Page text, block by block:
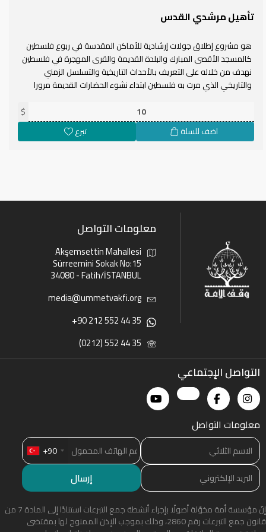
تأهيل مرشدي القدس
هو مشروع إطلاق جولات إرشادية للأماكن المقدسة في ربوع فلسطين
كالمسجد الأقصى المبارك والبلدة القديمة والقرى المهجرة في فلسطين
نهدف من خلاله على التعريف بالأحداث التاريخية والتسلسل الزمني
والتاريخي الذي مرت به فلسطين ابتداء نشوء الحضارات القديمة مرورا
إنتاج دليل سياحي لمسارات طبيعية في البلاد تتضمن على الأقل 15 موقعا
في بعضها أكثر من مسار واحد. سينتج الدليل بالاعتماد على بحث منهجي
وعلمي وزيارات ميدانية وتحديد مسارات ومواقع (معروفة أو جديدة)
$
اضف للسلة تبرع
معلومات التواصل
Akşemsettin Mahallesi
Sürreemini Sokak No:15
34080 - Fatih/İSTANBUL
media@ummetvakfi.org
+90 212 552 44 35
(0212) 552 44 35
التواصل الإجتماعي
معلومات التواصل
+90
إنّ مؤسسة أمة مخوّلة أصولًا بإجراء أنشطة جمع التبرعات استنادًا إلى المادة 7 من
قانون جمع التبرعات رقم 2860، وذلك بموجب الإذن الممنوح لها بمقتضى